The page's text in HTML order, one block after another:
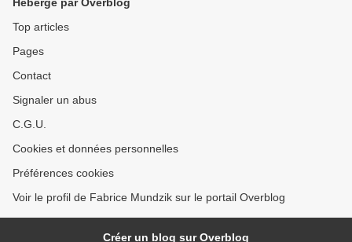
Top articles
Pages
Contact
Signaler un abus
C.G.U.
Cookies et données personnelles
Préférences cookies
Voir le profil de Fabrice Mundzik sur le portail Overblog
Créer un blog sur Overblog